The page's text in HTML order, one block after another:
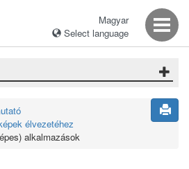
Magyar
Select language
élvezetéhez
alkalmazások